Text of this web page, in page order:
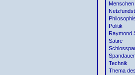
Menschen
Politik
Raymond
Satire
Technik
Thema